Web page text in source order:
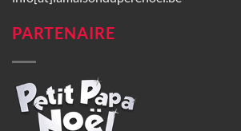
PARTENAIRE